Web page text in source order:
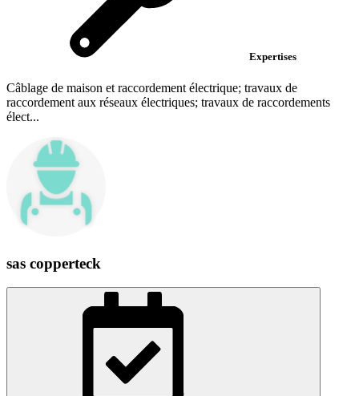
Expertises
Câblage de maison et raccordement électrique; travaux de
raccordement aux réseaux électriques; travaux de raccordements
élect...
sas copperteck